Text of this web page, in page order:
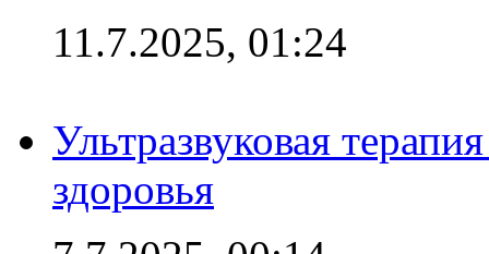
11.7.2025, 01:24
Ультразвуковая
здоровья